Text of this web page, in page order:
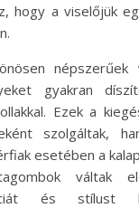
hogy a viselőjük
gyakran
Ezek a
szolgáltak,
esetében a
váltak
és stílust